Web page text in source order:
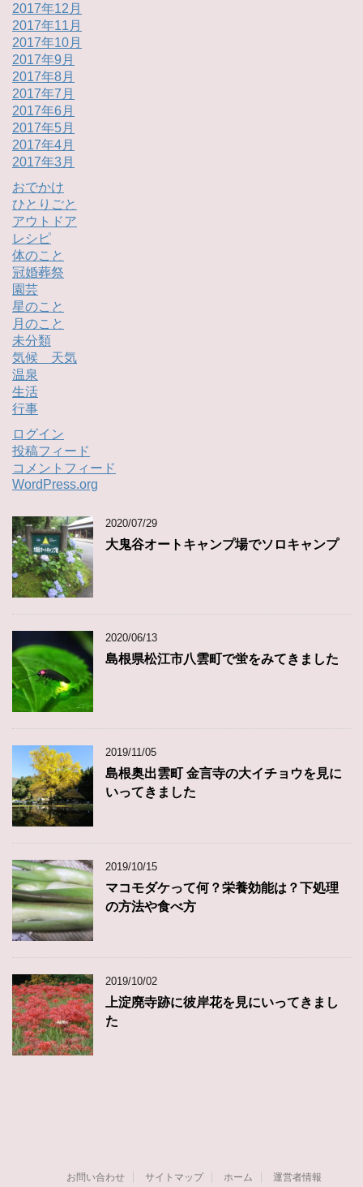
2017年12月
2017年11月
2017年10月
2017年9月
2017年8月
2017年7月
2017年6月
2017年5月
2017年4月
2017年3月
おでかけ
ひとりごと
アウトドア
レシピ
体のこと
冠婚葬祭
園芸
星のこと
月のこと
未分類
気候 天気
温泉
生活
行事
ログイン
投稿フィード
コメントフィード
WordPress.org
2020/07/29
大鬼谷オートキャンプ場でソロキャンプ
2020/06/13
島根県松江市八雲町で蛍をみてきました
2019/11/05
島根奥出雲町 金言寺の大イチョウを見に
いってきました
2019/10/15
マコモダケって何？栄養効能は？下処理
の方法や食べ方
2019/10/02
上淀廃寺跡に彼岸花を見にいってきまし
た
お問い合わせ サイトマップ ホーム 運営者情報